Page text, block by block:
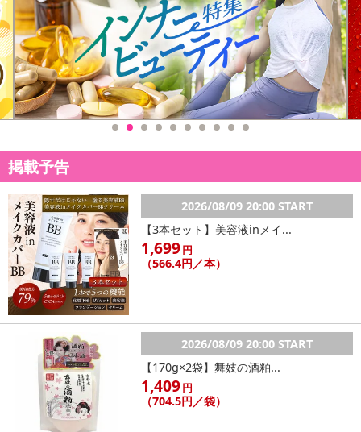
掲載予告
2026/08/09 20:00 START
【3本セット】美容液inメイ...
1,699円
（566.4円／本）
2026/08/09 20:00 START
【170g×2袋】舞妓の酒粕...
1,409円
（704.5円／袋）